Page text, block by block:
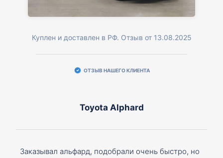
Куплен и доставлен в РФ. Отзыв от 13.08.2025
ОТЗЫВ НАШЕГО КЛИЕНТА
Toyota Alphard
Заказывал альфард, подобрали очень быстро, но